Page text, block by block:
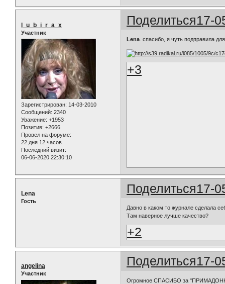
Поделиться17-
l_u_b_i_r_a_x
Участник
Зарегистрирован: 14-03-2010
Сообщений: 2340
Уважение: +1953
Позитив: +2666
Провел на форуме:
22 дня 12 часов
Последний визит:
06-06-2020 22:30:10
Lena . cпасибо, я чуть подправила
+3
Поделиться17-
Lena
Гость
Давно в каком то журнале сделала
Там наверное лучше качество?
+2
Поделиться17-
angelina
Участник
Огромное СПАСИБО за